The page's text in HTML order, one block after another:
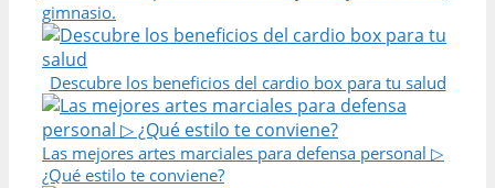
gimnasio.
Descubre los beneficios del cardio box para tu salud
Las mejores artes marciales para defensa personal ▷
¿Qué estilo te conviene?